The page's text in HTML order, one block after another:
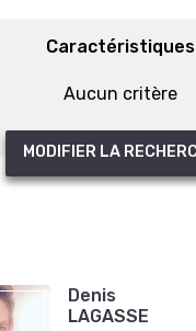
Caractéristiques
Aucun critère
MODIFIER LA
Denis
LAGASSE